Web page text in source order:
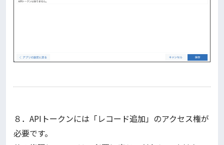
８．APIトークンには「レコード追加」のアクセス権が
必要です。